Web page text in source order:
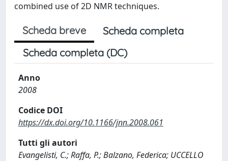
combined use of 2D NMR techniques.
Scheda breve
Scheda completa
Scheda completa (DC)
Anno
2008
Codice DOI
https://dx.doi.org/10.1166/jnn.2008.061
Tutti gli autori
Evangelisti, C.; Raffa, P.; Balzano, Federica; UCCELLO